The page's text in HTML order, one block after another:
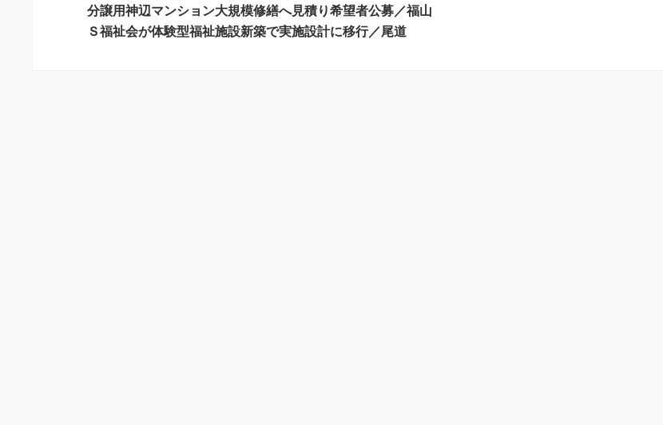
分譲用神辺マンション大規模修繕へ見積り希望者公募／福山
Ｓ福祉会が体験型福祉施設新築で実施設計に移行／尾道